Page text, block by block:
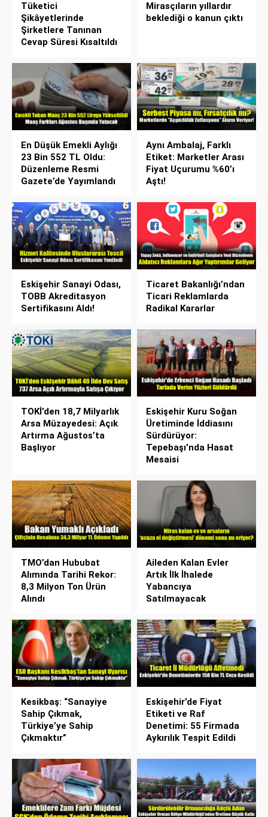
Tüketici
Şikâyetlerinde
Şirketlere Tanınan
Cevap Süresi Kısaltıldı
Mirasçıların yıllardır
beklediği o kanun çıktı
En Düşük Emekli Aylığı
23 Bin 552 TL Oldu:
Düzenleme Resmi
Gazete’de Yayımlandı
Aynı Ambalaj, Farklı
Etiket: Marketler Arası
Fiyat Uçurumu %60’ı
Aştı!
Eskişehir Sanayi Odası,
TOBB Akreditasyon
Sertifikasını Aldı!
Ticaret Bakanlığı’ndan
Ticari Reklamlarda
Radikal Kararlar
TOKİ’den 18,7 Milyarlık
Arsa Müzayedesi: Açık
Artırma Ağustos’ta
Başlıyor
Eskişehir Kuru Soğan
Üretiminde İddiasını
Sürdürüyor:
Tepebaşı’nda Hasat
Mesaisi
TMO’dan Hububat
Alımında Tarihi Rekor:
8,3 Milyon Ton Ürün
Alındı
Aileden Kalan Evler
Artık İlk İhalede
Yabancıya
Satılmayacak
Kesikbaş: “Sanayiye
Sahip Çıkmak,
Türkiye’ye Sahip
Çıkmaktır”
Eskişehir’de Fiyat
Etiketi ve Raf
Denetimi: 55 Firmada
Aykırılık Tespit Edildi